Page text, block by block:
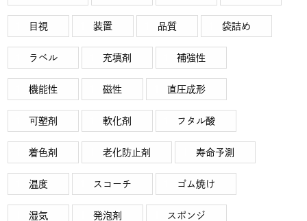
目視 装置 品質 袋詰め
ラベル 充填剤 補強性
機能性 磁性 直圧成形
可塑剤 軟化剤 フタル酸
着色剤 老化防止剤 寿命予測
温度 スコーチ ゴム焼け
湿気 発泡剤 スポンジ